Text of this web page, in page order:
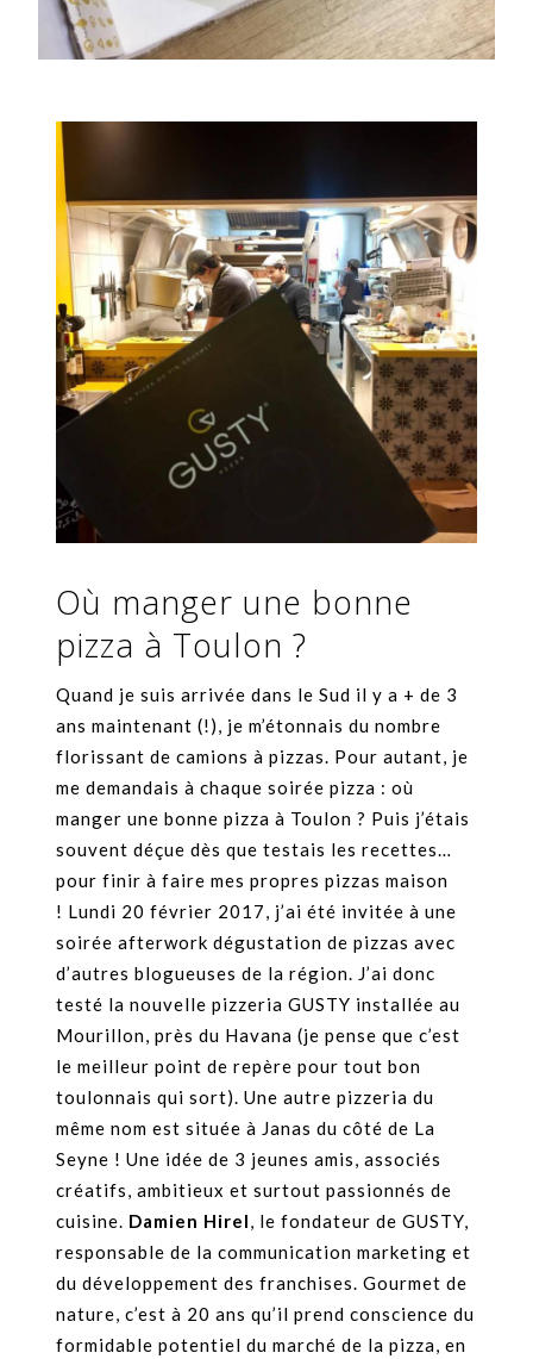
Où manger une bonne
pizza à Toulon ?
Quand je suis arrivée dans le Sud il y a + de 3
ans maintenant (!), je m’étonnais du nombre
florissant de camions à pizzas. Pour autant, je
me demandais à chaque soirée pizza : où
manger une bonne pizza à Toulon ? Puis j’étais
souvent déçue dès que testais les recettes…
pour finir à faire mes propres pizzas maison
! Lundi 20 février 2017, j’ai été invitée à une
soirée afterwork dégustation de pizzas avec
d’autres blogueuses de la région. J’ai donc
testé la nouvelle pizzeria GUSTY installée au
Mourillon, près du Havana (je pense que c’est
le meilleur point de repère pour tout bon
toulonnais qui sort). Une autre pizzeria du
même nom est située à Janas du côté de La
Seyne ! Une idée de 3 jeunes amis, associés
créatifs, ambitieux et surtout passionnés de
cuisine. Damien Hirel
, le fondateur de GUSTY,
responsable de la communication marketing et
du développement des franchises. Gourmet de
nature, c’est à 20 ans qu’il prend conscience du
formidable potentiel du marché de la pizza, en